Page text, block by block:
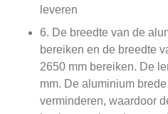
leveren
6. De breedte van de
bereiken en de breedte
2650 mm bereiken. De
mm. De aluminium
verminderen, waardoor